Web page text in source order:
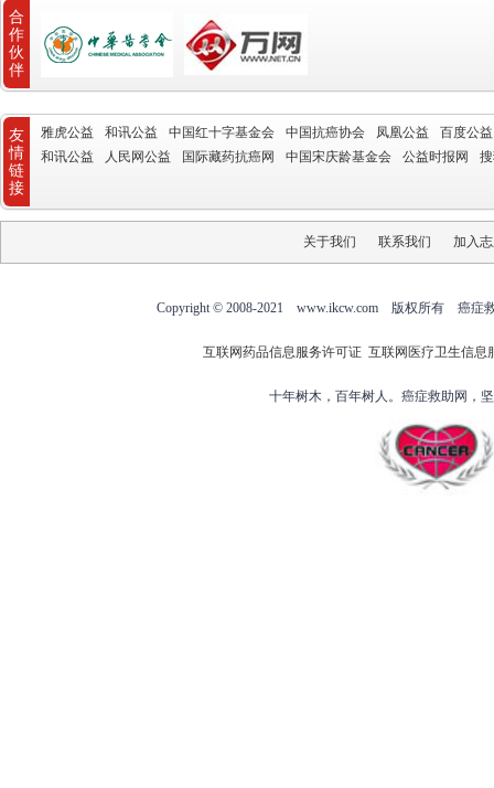
合
作
伙
伴
友
情
链
接
雅虎公益 和讯公益 中国红十字基金会 中国抗癌协会 凤凰公益
百度公益
和讯公益
人民网公益 国际藏药抗癌网 中国宋庆龄基金会 公益时报网
关于我们 联系我们 加入
Copyright © 2008-2021 www.ikcw.com 版权所有 癌症
互联网药品信息服务许可证 互联网医疗卫生信息
十年树木，百年树人。癌症救助网，